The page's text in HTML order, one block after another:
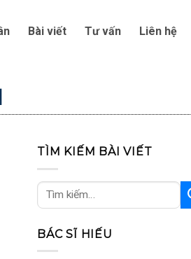
Bài viết Tư vấn Liên hệ
TÌM KIẾM BÀI VIẾT
BÁC SĨ HIẾU